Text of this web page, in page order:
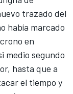
trazado del
había marcado
en
medio segundo
hasta que a
el tiempo y